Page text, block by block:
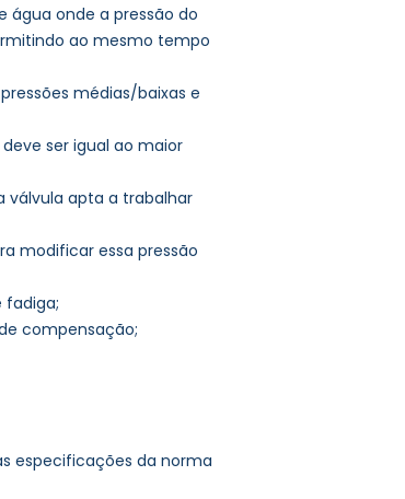
água onde a pressão do
ao mesmo tempo
médias/baixas e
ser igual ao maior
válvula apta a trabalhar
modificar essa pressão
fadiga;
compensação;
especificações da norma